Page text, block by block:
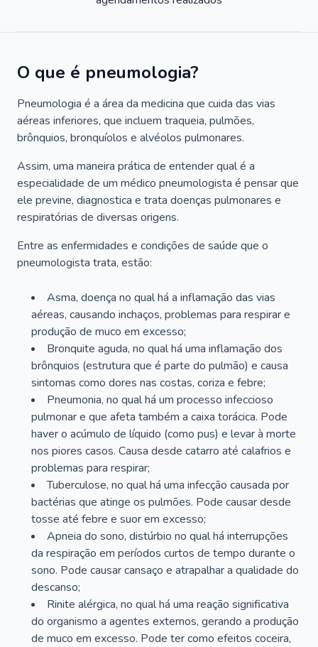
O que é pneumologia?
Pneumologia é a área da medicina que cuida das vias
aéreas inferiores, que incluem traqueia, pulmões,
brônquios, bronquíolos e alvéolos pulmonares.
Assim, uma maneira prática de entender qual é a
especialidade de um médico pneumologista é pensar que
ele previne, diagnostica e trata doenças pulmonares e
respiratórias de diversas origens.
Entre as enfermidades e condições de saúde que o
pneumologista trata, estão:
Asma, doença no qual há a inflamação das vias
aéreas, causando inchaços, problemas para respirar e
produção de muco em excesso;
Bronquite aguda, no qual há uma inflamação dos
brônquios (estrutura que é parte do pulmão) e causa
sintomas como dores nas costas, coriza e febre;
Pneumonia, no qual há um processo infeccioso
pulmonar e que afeta também a caixa torácica. Pode
haver o acúmulo de líquido (como pus) e levar à morte
nos piores casos. Causa desde catarro até calafrios e
problemas para respirar;
Tuberculose, no qual há uma infecção causada por
bactérias que atinge os pulmões. Pode causar desde
tosse até febre e suor em excesso;
Apneia do sono, distúrbio no qual há interrupções
da respiração em períodos curtos de tempo durante o
sono. Pode causar cansaço e atrapalhar a qualidade do
descanso;
Rinite alérgica, no qual há uma reação significativa
do organismo a agentes externos, gerando a produção
de muco em excesso. Pode ter como efeitos coceira,